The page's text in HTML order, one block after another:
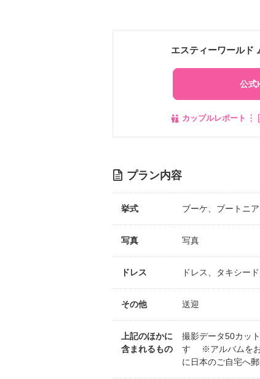
エスティーワールド
公式
カップルレポート
プラン内容
挙式 ブーケ、ブートニ
写真 写真
ドレス ドレス、タキシー
その他 送迎
上記のほかに
含まれるもの
撮影データ50カッ
す ※アルバムをお
に日本のご自宅へ